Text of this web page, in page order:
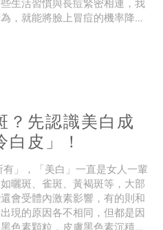
生活習慣與長痘緊密相連，我
，就能將臉上冒痘的機率降到
：年齡、性別、遺傳 【年齡】
，促使皮脂腺分泌過多油脂，
？先認識美白成
皮」！
」，「美白」一直是女人一輩
曬斑、雀斑、黃褐斑等，大部
會受體內激素影響，有的則和
現的原因各不相同，但都是因
色素顆粒，皮膚黑色素沉積過